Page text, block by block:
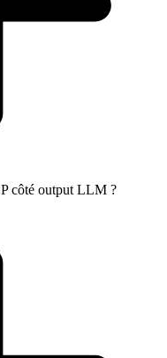
côté output LLM ?